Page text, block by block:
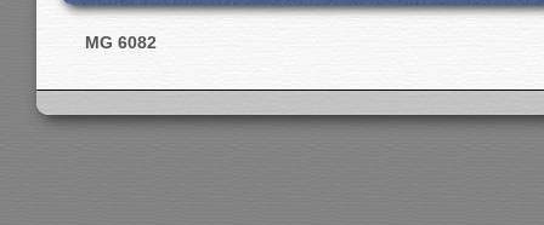
MG 6082